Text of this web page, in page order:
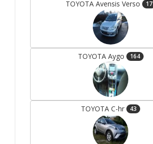
TOYOTA Avensis Verso 17
TOYOTA Aygo 164
TOYOTA C-hr 43